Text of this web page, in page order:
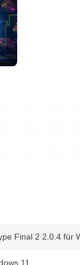
Final 2 2.0.4 für
11